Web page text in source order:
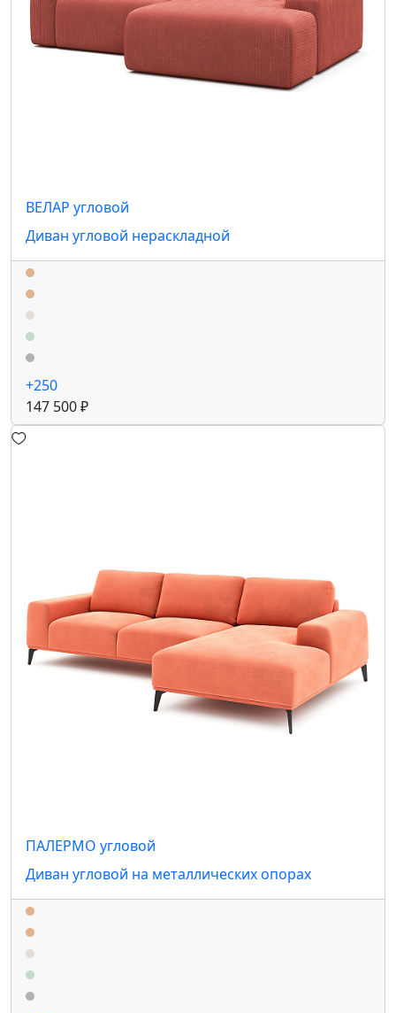
ВЕЛАР угловой
Диван угловой нераскладной
+250
147 500 ₽
ПАЛЕРМО угловой
Диван угловой на металлических опорах